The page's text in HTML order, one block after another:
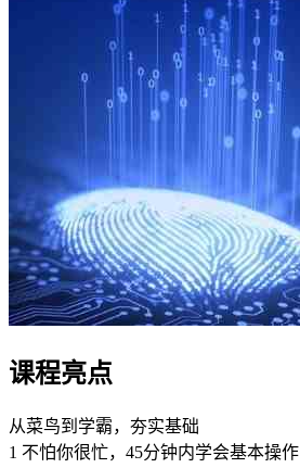
课程亮点
从菜鸟到学霸，夯实基础
1 不怕你很忙，45分钟内学会基本操作